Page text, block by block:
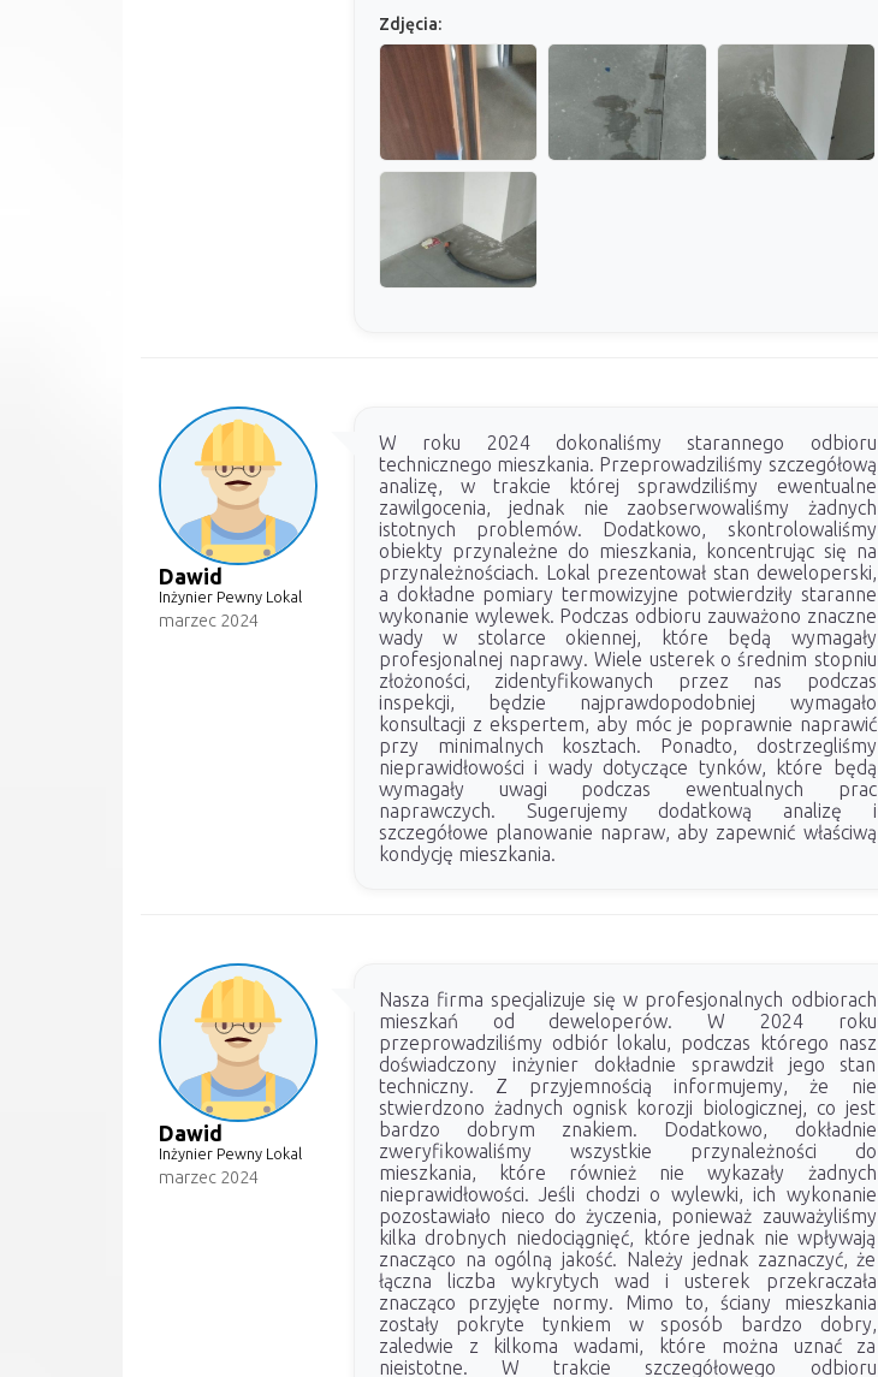
Zdjęcia:
Dawid
Inżynier Pewny Lokal
marzec 2024
W roku 2024 dokonaliśmy starannego odbioru
technicznego mieszkania. Przeprowadziliśmy szczegółową
analizę, w trakcie której sprawdziliśmy ewentualne
zawilgocenia, jednak nie zaobserwowaliśmy żadnych
istotnych problemów. Dodatkowo, skontrolowaliśmy
obiekty przynależne do mieszkania, koncentrując się na
przynależnościach. Lokal prezentował stan deweloperski,
a dokładne pomiary termowizyjne potwierdziły staranne
wykonanie wylewek. Podczas odbioru zauważono znaczne
wady w stolarce okiennej, które będą wymagały
profesjonalnej naprawy. Wiele usterek o średnim stopniu
złożoności, zidentyfikowanych przez nas podczas
inspekcji, będzie najprawdopodobniej wymagało
konsultacji z ekspertem, aby móc je poprawnie naprawić
przy minimalnych kosztach. Ponadto, dostrzegliśmy
nieprawidłowości i wady dotyczące tynków, które będą
wymagały uwagi podczas ewentualnych prac
naprawczych. Sugerujemy dodatkową analizę i
szczegółowe planowanie napraw, aby zapewnić właściwą
kondycję mieszkania.
Dawid
Inżynier Pewny Lokal
marzec 2024
Nasza firma specjalizuje się w profesjonalnych odbiorach
mieszkań od deweloperów. W 2024 roku
przeprowadziliśmy odbiór lokalu, podczas którego nasz
doświadczony inżynier dokładnie sprawdził jego stan
techniczny. Z przyjemnością informujemy, że nie
stwierdzono żadnych ognisk korozji biologicznej, co jest
bardzo dobrym znakiem. Dodatkowo, dokładnie
zweryfikowaliśmy wszystkie przynależności do
mieszkania, które również nie wykazały żadnych
nieprawidłowości. Jeśli chodzi o wylewki, ich wykonanie
pozostawiało nieco do życzenia, ponieważ zauważyliśmy
kilka drobnych niedociągnięć, które jednak nie wpływają
znacząco na ogólną jakość. Należy jednak zaznaczyć, że
łączna liczba wykrytych wad i usterek przekraczała
znacząco przyjęte normy. Mimo to, ściany mieszkania
zostały pokryte tynkiem w sposób bardzo dobry,
zaledwie z kilkoma wadami, które można uznać za
nieistotne. W trakcie szczegółowego odbioru